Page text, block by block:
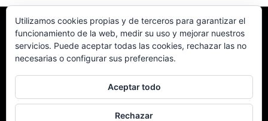
Facebook TikTok
Instagram
YouTube
© 2026 Campeonato Extremo 4x4 Powered by
Utilizamos cookies propias y de terceros para garantizar el
funcionamiento de la web, medir su uso y mejorar nuestros
servicios. Puede aceptar todas las cookies, rechazar las no
necesarias o configurar sus preferencias.
Aceptar todo
Rechazar